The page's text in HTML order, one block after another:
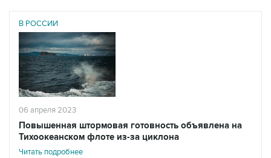
В РОССИИ
06 апреля 2023
Повышенная штормовая готовность объявлена на
Тихоокеанском флоте из-за циклона
Читать подробнее